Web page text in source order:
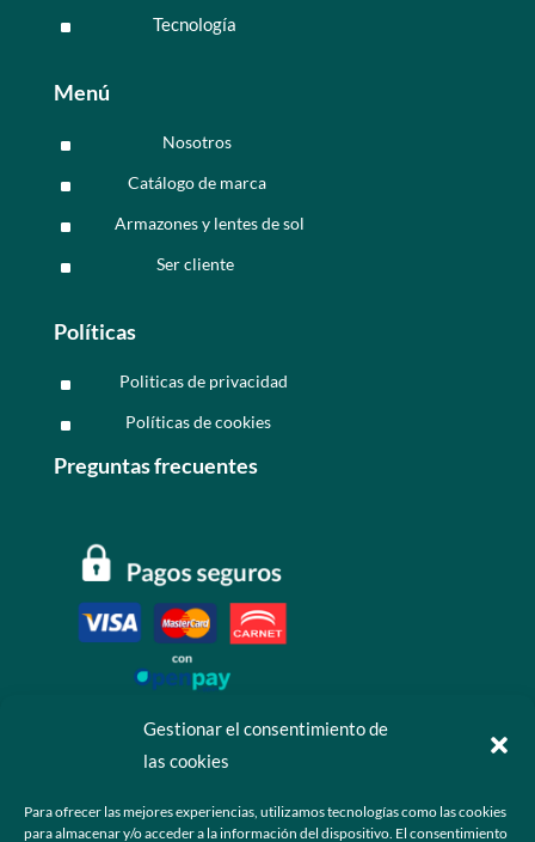
Gestionar el consentimiento de
las cookies
Para ofrecer las mejores experiencias, utilizamos tecnologías como las cookies
para almacenar y/o acceder a la información del dispositivo. El consentimiento
^ Tecnología
Menú
^ Nosotros
^ Catálogo de marca
^ Armazones y lentes de sol
^ Ser cliente
Políticas
^ Politicas de privacidad
^ Políticas de cookies
Preguntas frecuentes